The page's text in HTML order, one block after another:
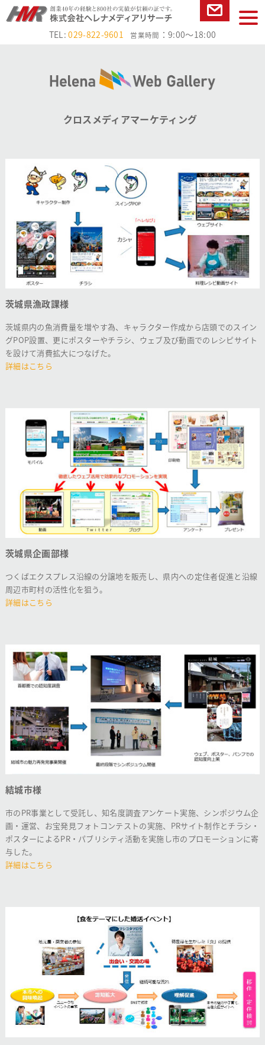
本文へ
わせ
TEL:029-822-9601 営業時間 ：9:00～18:00
クロスメディアマーケティング
茨城県漁政課様
茨城県内の魚消費量を増やす為、キャラクター作成から店頭でのスイン
グPOP設置、更にポスターやチラシ、ウェブ及び動画でのレシピサイト
を設けて消費拡大につなげた。
詳細はこちら
茨城県企画部様
つくばエクスプレス沿線の分譲地を販売し、県内への定住者促進と沿線
周辺市町村の活性化を狙う。
詳細はこちら
結城市様
市のPR事業として受託し、知名度調査アンケート実施、シンポジウム企
画・運営、お宝発見フォトコンテストの実施、PRサイト制作とチラシ・
ポスターによるPR・パブリシティ活動を実施し市のプロモーションに寄
与した。
詳細はこちら